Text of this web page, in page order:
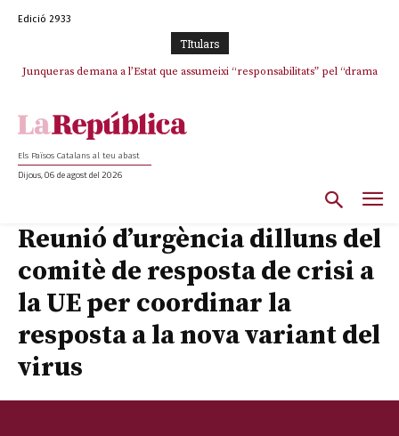
Edició 2933
TItulars
Junqueras demana a l’Estat que assumeixi “responsabilitats” pel “drama
Els Països Catalans al teu abast
Dijous, 06 de agost del 2026
Reunió d’urgència dilluns del
comitè de resposta de crisi a
la UE per coordinar la
resposta a la nova variant del
virus